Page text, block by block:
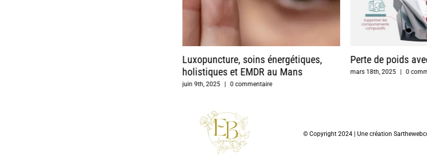
Luxopuncture, soins énergétiques,
holistiques et EMDR au Mans
juin 9th, 2025 | 0 commentaire
Perte de poids
mars 18th, 2025 | 0
© Copyright 2024 | Une création